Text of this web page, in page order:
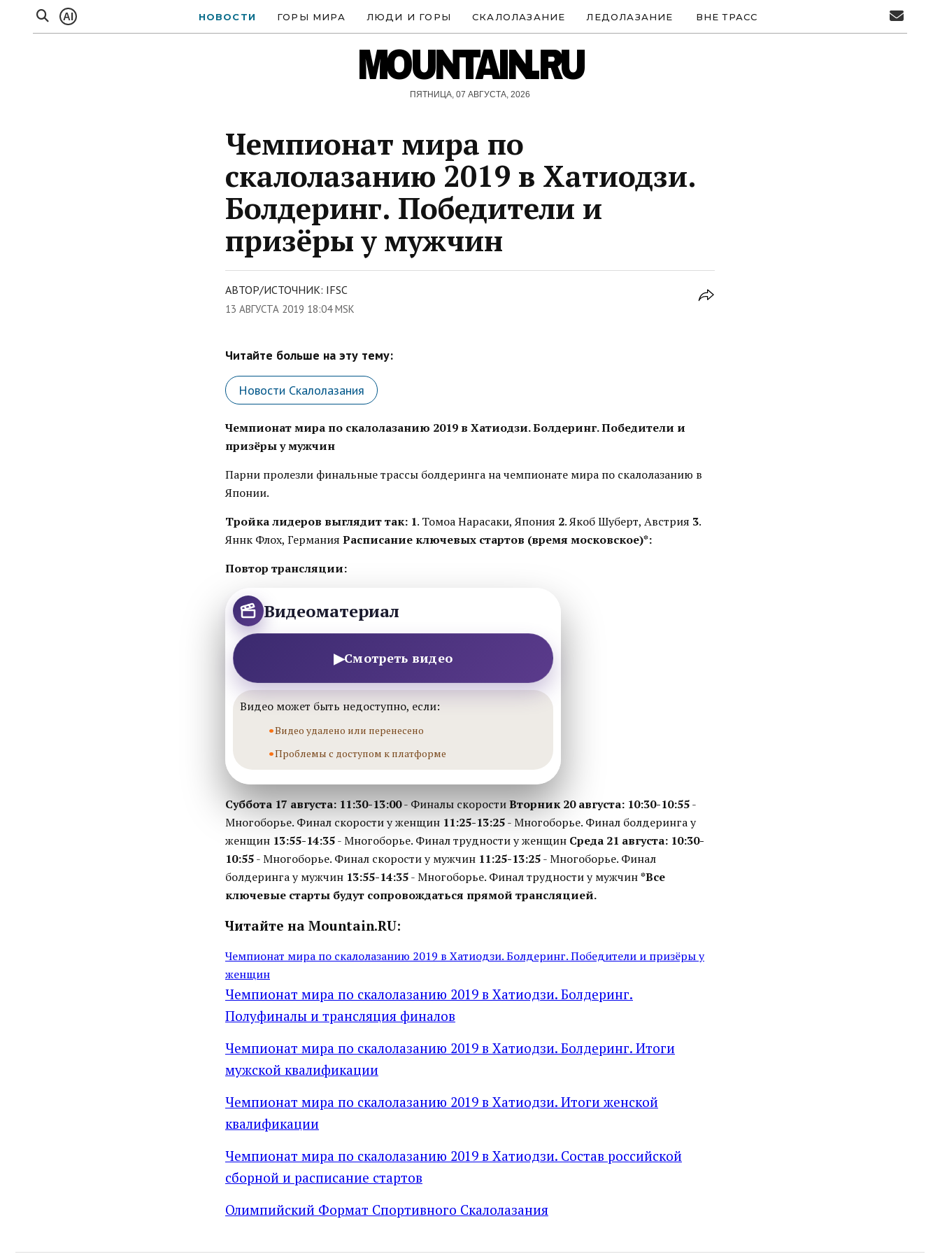
AI НОВОСТИ ГОРЫ МИРА ЛЮДИ И ГОРЫ СКАЛОЛАЗАНИЕ ЛЕДОЛАЗАНИЕ ВНЕ ТРАСС
MOUNTAIN.RU
ПЯТНИЦА, 07 АВГУСТА, 2026
Чемпионат мира по
скалолазанию 2019 в Хатиодзи.
Болдеринг. Победители и
призёры у мужчин
АВТОР/ИСТОЧНИК: IFSC
13 АВГУСТА 2019 18:04 MSK
Читайте больше на эту тему:
Новости Скалолазания
Чемпионат мира по скалолазанию 2019 в Хатиодзи. Болдеринг. Победители и
призёры у мужчин
Парни пролезли финальные трассы болдеринга на чемпионате мира по скалолазанию в
Японии.
Тройка лидеров выглядит так: 1. Томоа Нарасаки, Япония 2. Якоб Шуберт, Австрия 3.
Яннк Флох, Германия Расписание ключевых стартов (время московское)*:
Повтор трансляции:
Видеоматериал
▶Смотреть видео
Видео может быть недоступно, если:
Видео удалено или перенесено
Проблемы с доступом к платформе
Суббота 17 августа: 11:30-13:00- Финалы скоростиВторник 20 августа: 10:30-10:55-
Многоборье. Финал скорости у женщин 11:25-13:25- Многоборье. Финал болдеринга у
женщин 13:55-14:35- Многоборье. Финал трудности у женщин Среда 21 августа: 10:30-
10:55- Многоборье. Финал скорости у мужчин 11:25-13:25- Многоборье. Финал
болдеринга у мужчин 13:55-14:35- Многоборье. Финал трудности у мужчин*Все
ключевые старты будут сопровождаться прямой трансляцией.
Читайте на Mountain.RU:
Чемпионат мира по скалолазанию 2019 в Хатиодзи. Болдеринг. Победители и призёры у
женщин
Чемпионат мира по скалолазанию 2019 в Хатиодзи. Болдеринг.
Полуфиналы и трансляция финалов
Чемпионат мира по скалолазанию 2019 в Хатиодзи. Болдеринг. Итоги
мужской квалификации
Чемпионат мира по скалолазанию 2019 в Хатиодзи. Итоги женской
квалификации
Чемпионат мира по скалолазанию 2019 в Хатиодзи. Состав российской
сборной и расписание стартов
Олимпийский Формат Спортивного Скалолазания